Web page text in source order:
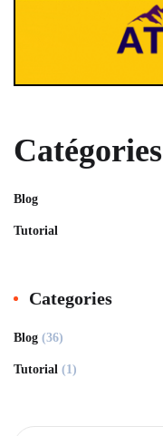
Catégories
Blog
Tutorial
Categories
Blog (36)
Tutorial (1)